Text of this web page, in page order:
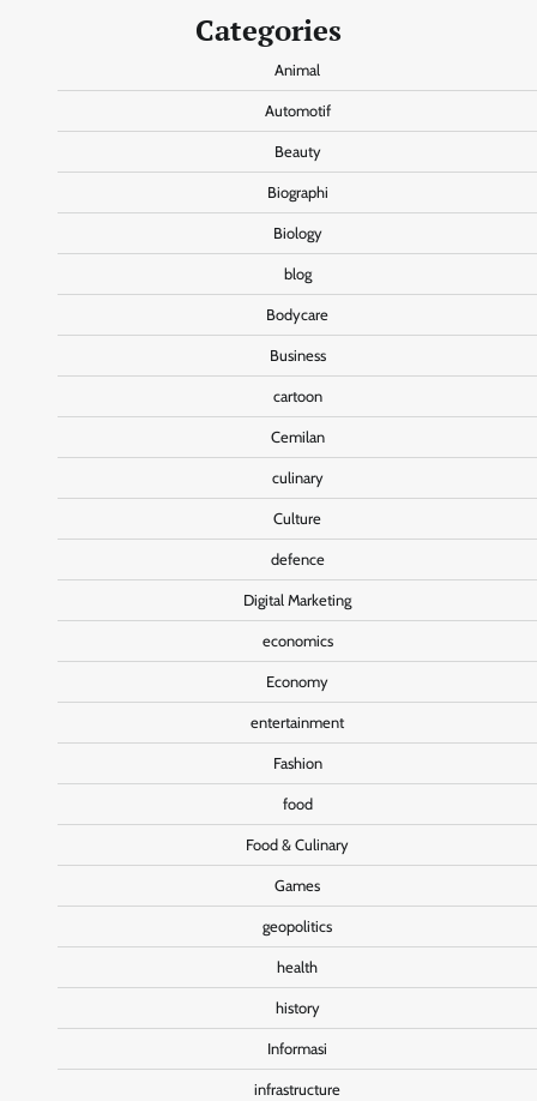
Categories
Animal
Automotif
Beauty
Biographi
Biology
blog
Bodycare
Business
cartoon
Cemilan
culinary
Culture
defence
Digital Marketing
economics
Economy
entertainment
Fashion
food
Food & Culinary
Games
geopolitics
health
history
Informasi
infrastructure